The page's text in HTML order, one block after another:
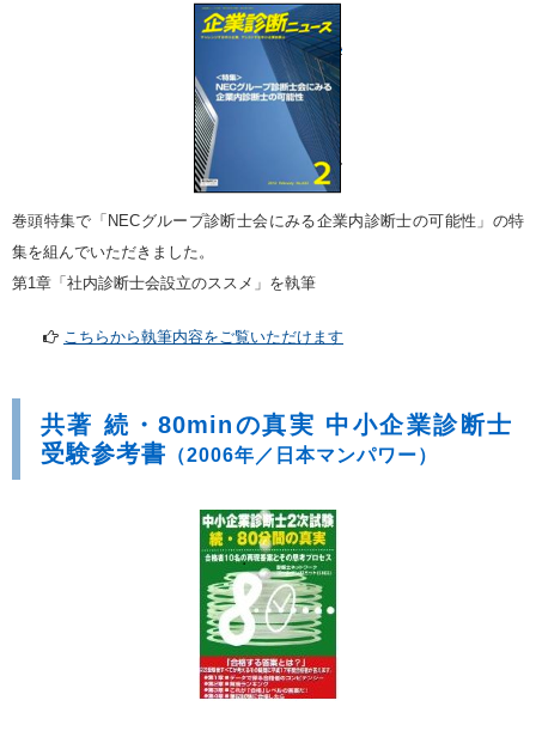
巻頭特集で「NECグループ診断士会にみる企業内診断士の可能性」の特
集を組んでいただきました。
第1章「社内診断士会設立のススメ」を執筆
こちらから執筆内容をご覧いただけます
共著 続・80minの真実 中小企業診断士
受験参考書 （2006年／日本マンパワー）